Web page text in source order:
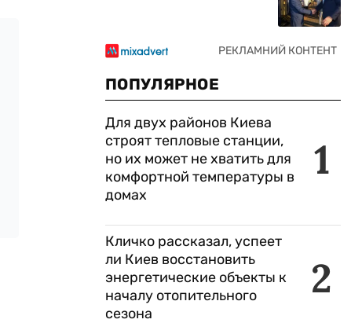
ПОПУЛЯРНОЕ
1
Для двух районов Киева
строят тепловые станции,
но их может не хватить для
комфортной температуры в
домах
2
Кличко рассказал, успеет
ли Киев восстановить
энергетические объекты к
началу отопительного
сезона